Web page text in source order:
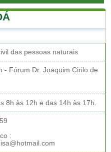
das pessoas naturais
- Fórum Dr. Joaquim Cirilo de
8h às 12h e das 14h às 17h.
: